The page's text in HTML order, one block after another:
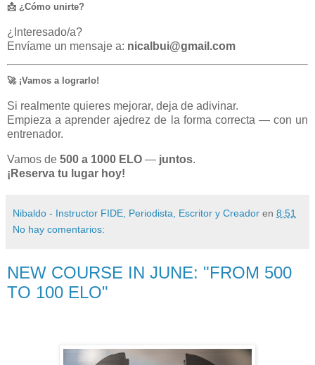
📩 ¿Cómo unirte?
¿Interesado/a?
Envíame un mensaje a: nicalbui@gmail.com
🚀 ¡Vamos a lograrlo!
Si realmente quieres mejorar, deja de adivinar.
Empieza a aprender ajedrez de la forma correcta — con un
entrenador.
Vamos de 500 a 1000 ELO — juntos.
¡Reserva tu lugar hoy!
Nibaldo - Instructor FIDE, Periodista, Escritor y Creador en 8:51
No hay comentarios:
NEW COURSE IN JUNE: "FROM 500
TO 100 ELO"